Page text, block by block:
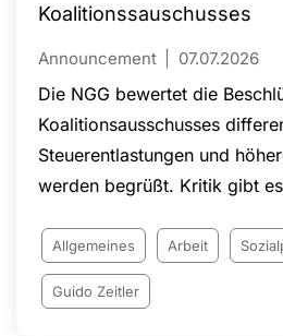
Koalitionssauschusses
Announcement 07.07.2026
Die NGG bewertet die
Koalitionsausschusses
Steuerentlastungen und
werden begrüßt. Kritik gibt
und geplanten Änderungen
Arbeitnehmerrechten. Die
weiterhin für faire
Allgemeines Arbeit
Guido Zeitler